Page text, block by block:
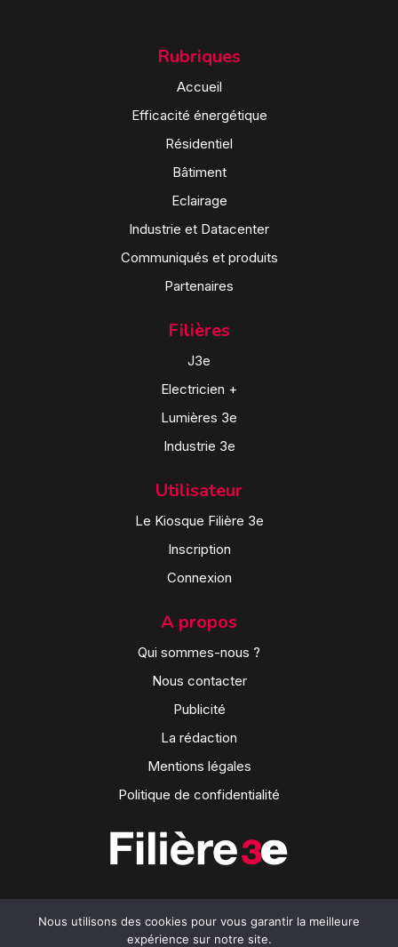
Rubriques
Accueil
Efficacité énergétique
Résidentiel
Bâtiment
Eclairage
Industrie et Datacenter
Communiqués et produits
Partenaires
Filières
J3e
Electricien +
Lumières 3e
Industrie 3e
Utilisateur
Le Kiosque Filière 3e
Inscription
Connexion
A propos
Qui sommes-nous ?
Nous contacter
Publicité
La rédaction
Mentions légales
Politique de confidentialité
Nous utilisons des cookies pour vous garantir la meilleure
expérience sur notre site.